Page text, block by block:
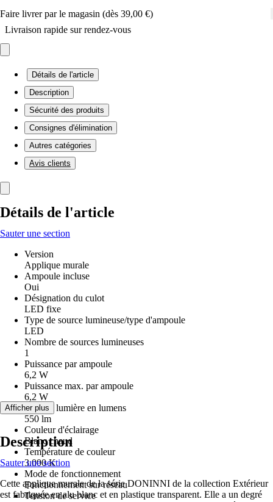
Faire livrer par le magasin (dès 39,00 €)
Livraison rapide sur rendez-vous
Détails de l'article
Description
Sécurité des produits
Consignes d'élimination
Autres catégories
Avis clients
Détails de l'article
Sauter une section
Version
Applique murale
Ampoule incluse
Oui
Désignation du culot
LED fixe
Type de source lumineuse/type d'ampoule
LED
Nombre de sources lumineuses
1
Puissance par ampoule
6,2 W
Puissance max. par ampoule
6,2 W
Flux de lumière en lumens
550 lm
Couleur d'éclairage
Blanc chaud
Température de couleur
3.000 K
Mode de fonctionnement
Fonctionnement sur réseau
Tension de service
Afficher plus
Description
Sauter une section
Cette applique murale de la série DONINNI de la collection Extérieur
est fabriquée en alu blanc et en plastique transparent. Elle a un degré